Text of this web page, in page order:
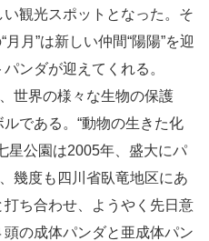
観光スポットとなった。そ
月”は新しい仲間“陽陽”を迎
ンダが迎えてくれる。
世界の様々な生物の保護
である。“動物の生きた化
星公園は2005年、盛大にパ
幾度も四川省臥竜地区にあ
ち合わせ、ようやく先日意
の成体パンダと亜成体パン